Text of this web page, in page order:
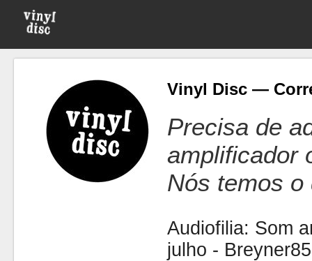
Vinyl Disc —
Precisa de
amplificador
Nós temos o
Audiofilia: Som
julho -